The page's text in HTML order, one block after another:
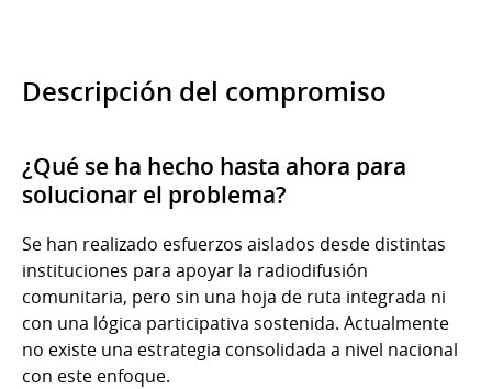
Descripción del compromiso
¿Qué se ha hecho hasta ahora para
solucionar el problema?
Se han realizado esfuerzos aislados desde distintas
instituciones para apoyar la radiodifusión
comunitaria, pero sin una hoja de ruta integrada ni
con una lógica participativa sostenida. Actualmente
no existe una estrategia consolidada a nivel nacional
con este enfoque.